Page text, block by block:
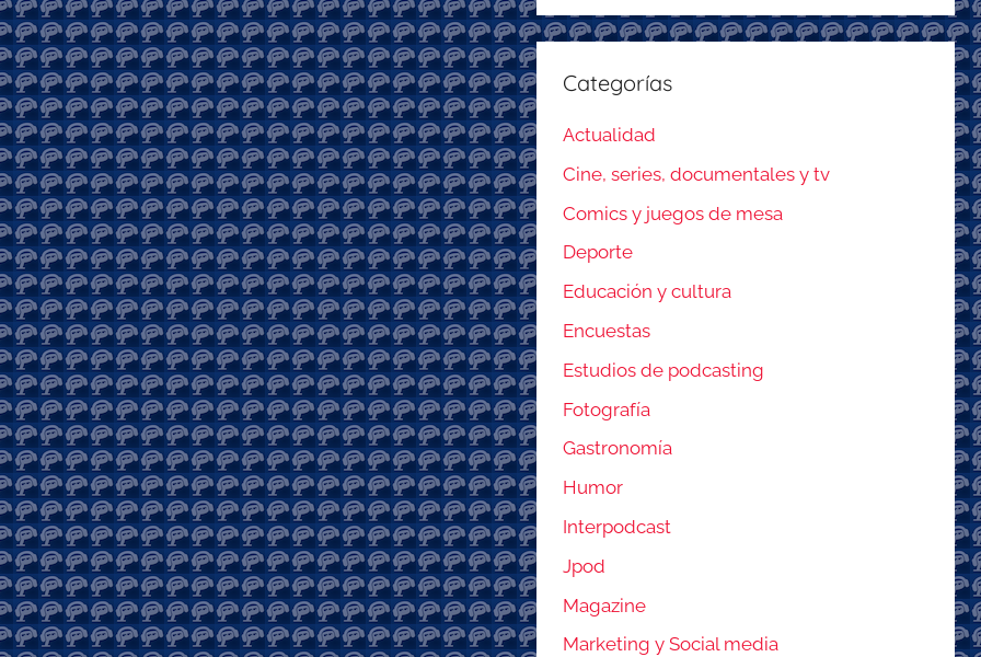
Categorías
Actualidad
Cine, series, documentales y tv
Comics y juegos de mesa
Deporte
Educación y cultura
Encuestas
Estudios de podcasting
Fotografía
Gastronomía
Humor
Interpodcast
Jpod
Magazine
Marketing y Social media